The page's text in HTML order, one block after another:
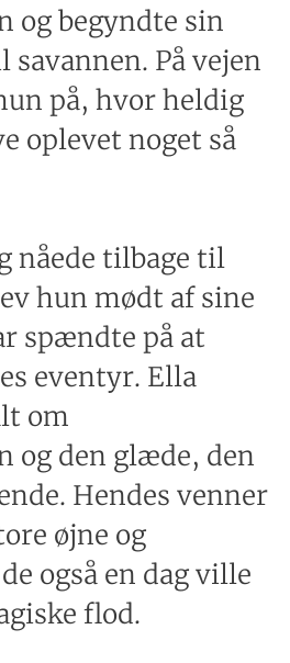
og begyndte sin
savannen. På vejen
på, hvor heldig
oplevet noget så
nåede tilbage til
hun mødt af sine
spændte på at
eventyr. Ella
om
og den glæde, den
Hendes venner
øjne og
også en dag ville
flod.